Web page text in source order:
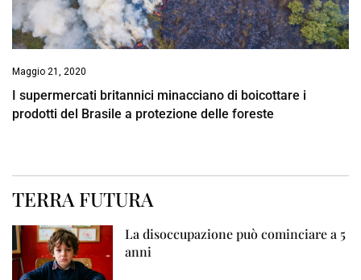
Maggio 21, 2020
I supermercati britannici minacciano di boicottare i
prodotti del Brasile a protezione delle foreste
TERRA FUTURA
La disoccupazione può cominciare a 5
anni